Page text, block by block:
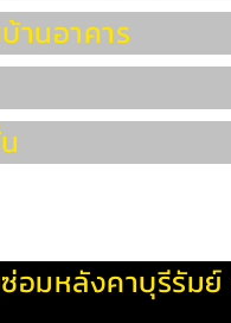
านอาคาร
อมหลังคาบุรีรัมย์